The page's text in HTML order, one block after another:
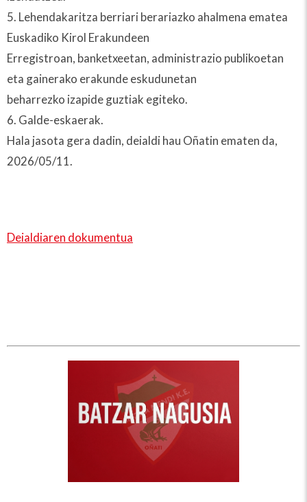
5. Lehendakaritza berriari berariazko ahalmena ematea
Euskadiko Kirol Erakundeen
Erregistroan, banketxeetan, administrazio publikoetan
eta gainerako erakunde eskudunetan
beharrezko izapide guztiak egiteko.
6. Galde-eskaerak.
Hala jasota gera dadin, deialdi hau Oñatin ematen da,
2026/05/11.
Deialdiaren dokumentua